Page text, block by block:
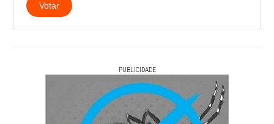
Votar
PUBLICIDADE